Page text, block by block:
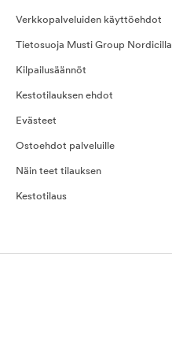
Verkkopalveluiden käyttöehdot
Tietosuoja Musti Group Nordicilla
Kilpailusäännöt
Kestotilauksen ehdot
Evästeet
Ostoehdot palveluille
Näin teet tilauksen
Kestotilaus